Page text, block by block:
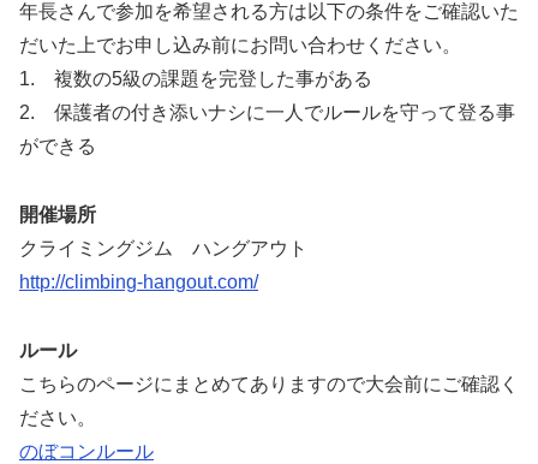
年長さんで参加を希望される方は以下の条件をご確認いた
だいた上でお申し込み前にお問い合わせください。
1. 複数の5級の課題を完登した事がある
2. 保護者の付き添いナシに一人でルールを守って登る事
ができる
開催場所
クライミングジム ハングアウト
http://climbing-hangout.com/
ルール
こちらのページにまとめてありますので大会前にご確認く
ださい。
のぼコンルール